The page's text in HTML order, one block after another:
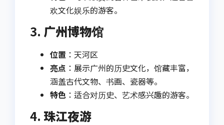
欢文化娱乐的游客。
3. 广州博物馆
位置 ：天河区
亮点 ：展示广州的历史文化，馆藏丰富，
涵盖古代文物、书画、瓷器等。
特色 ：适合对历史、艺术感兴趣的游客。
4. 珠江夜游